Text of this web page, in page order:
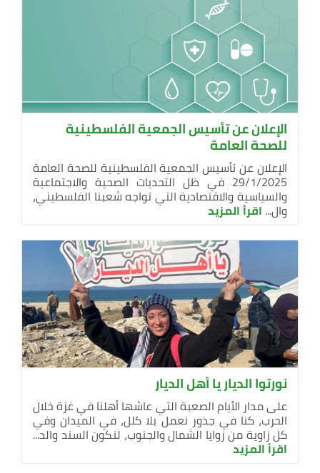
الإعلان عن تأسيس الجمعية الفلسطينية
للصحة العامة
الإعلان عن تأسيس الجمعية الفلسطينية للصحة العامة
29/1/2025 في ظل التحديات الصحية والاجتماعية
والسياسية والاقتصادية التي تواجه شعبنا الفلسطيني،
وال... اقرأ المزيد
نورتوا الديار يا أهل الديار
على مدار الأيام الصعبة التي عاشها أهلنا في غزة خلال
الحرب، كنا في جذور نعمل بلا كلل، في الميدان وفي
كل زاوية من زوايا الشمال والجنوب، لنكون السند والد...
اقرأ المزيد